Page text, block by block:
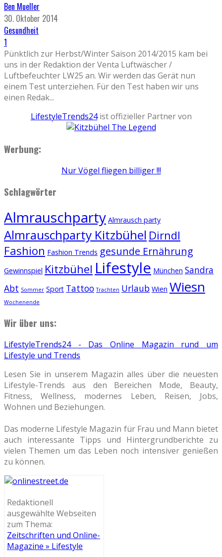
Ben Mueller
30. Oktober 2014
Gesundheit
1
Pünktlich zur Herbst/Winter Saison 2014/2015 kam bei
uns in der Redaktion der Venta Luftwäscher /
Luftbefeuchter LW25 an. Wir werden das Gerät nun
einem Test unterziehen. Für den Test haben wir uns
einen Redak...
LifestyleTrends24ist offizieller Partner von
Werbung:
Nur Vögel fliegen billiger !!!
Schlagwörter
Almrauschparty Almrausch party
Almrauschparty Kitzbühel Dirndl
Fashion Fashion Trends gesunde Ernährung
Gewinnspiel Kitzbühel Lifestyle München Sandra
Abt Sommer Sport Tattoo Trachten Urlaub Wien Wiesn
Wochenende
Wir über uns:
LifestyleTrends24 - Das Online Magazin rund um
Lifestyle und Trends
Lesen Sie in unserem Magazin alles über die neuesten
Lifestyle-Trends aus den Bereichen Mode, Beauty,
Fitness, Wellness, modernes Leben, Reisen, Jobs,
Wohnen und Beziehungen.
Das moderne Lifestyle Magazin für Frau und Mann bietet
auch interessante Tipps und Hintergrundberichte zu
vielen Themen um das Leben noch intensiver genießen
zu können.
Redaktionell
ausgewählte Webseiten
zum Thema:
Zeitschriften und Online-
Magazine » Lifestyle